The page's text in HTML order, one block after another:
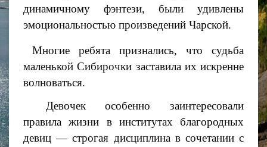
динамичному фэнтези, были удивлены
эмоциональностью произведений Чарской.
Многие ребята признались, что судьба
маленькой Сибирочки заставила их искренне
волноваться.
Девочек особенно заинтересовали
правила жизни в институтах благородных
девиц — строгая дисциплина в сочетании с